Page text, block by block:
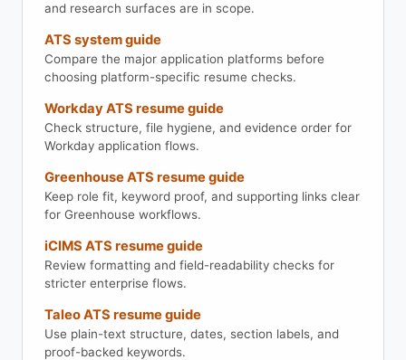
and research surfaces are in scope.
ATS system guide
Compare the major application platforms before
choosing platform-specific resume checks.
Workday ATS resume guide
Check structure, file hygiene, and evidence order for
Workday application flows.
Greenhouse ATS resume guide
Keep role fit, keyword proof, and supporting links clear
for Greenhouse workflows.
iCIMS ATS resume guide
Review formatting and field-readability checks for
stricter enterprise flows.
Taleo ATS resume guide
Use plain-text structure, dates, section labels, and
proof-backed keywords.